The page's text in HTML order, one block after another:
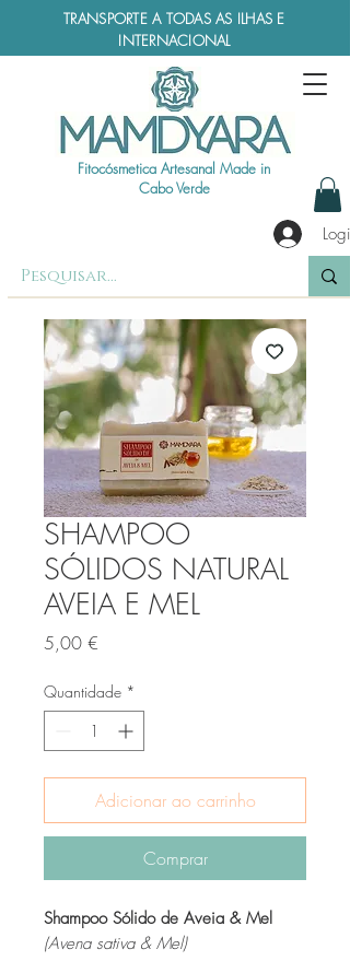
TRANSPORTE A TODAS AS ILHAS E
INTERNACIONAL
Fitocósmetica Artesanal Made in
Cabo Verde
Login
SHAMPOO
SÓLIDOS NATURAL
AVEIA E MEL
5,00 €
Quantidade *
Adicionar ao carrinho
Comprar
Shampoo Sólido de Aveia & Mel
(Avena sativa & Mel)